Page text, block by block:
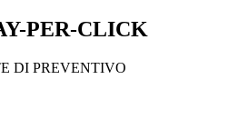
PER-CLICK
DI PREVENTIVO